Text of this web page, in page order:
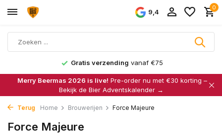
9,4
0
Gratis verzending vanaf €75
Merry Beermas 2026 is live! Pre-order nu met €30 korting –
Bekijk de Bier Adventskalender →
Terug Home Brouwerijen Force Majeure
Force Majeure